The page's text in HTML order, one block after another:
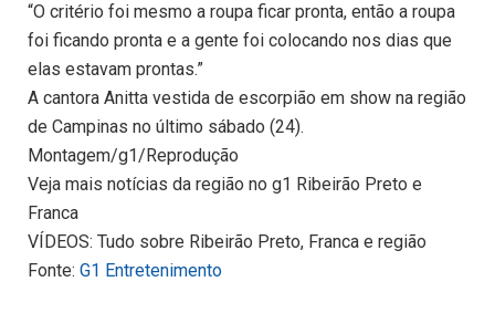
“O critério foi mesmo a roupa ficar pronta, então a roupa
foi ficando pronta e a gente foi colocando nos dias que
elas estavam prontas.”
A cantora Anitta vestida de escorpião em show na região
de Campinas no último sábado (24).
Montagem/g1/Reprodução
Veja mais notícias da região no g1 Ribeirão Preto e
Franca
VÍDEOS: Tudo sobre Ribeirão Preto, Franca e região
Fonte: G1 Entretenimento